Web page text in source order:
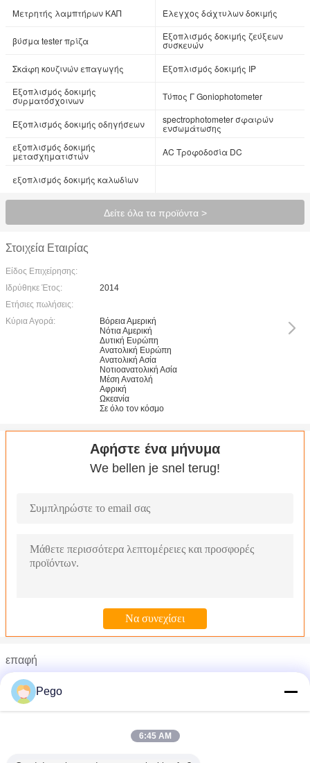
Μετρητής λαμπτήρων ΚΑΠ Έλεγχος δάχτυλων δοκιμής
βύσμα tester πρίζα Εξοπλισμός δοκιμής ζεύξεων
συσκευών
Σκάφη κουζινών επαγωγής
Εξοπλισμός δοκιμής IP
Εξοπλισμός δοκιμής
συρματόσχοινων Τύπος Γ Goniophotometer
Εξοπλισμός δοκιμής οδηγήσεων spectrophotometer σφαιρών
ενσωμάτωσης
εξοπλισμός δοκιμής
μετασχηματιστών AC Τροφοδοσία DC
εξοπλισμός δοκιμής καλωδίων
Δείτε όλα τα προϊόντα >
Στοιχεία Εταιρίας
Είδος Επιχείρησης:
Ιδρύθηκε Έτος:
2014
Ετήσιες πωλήσεις:
Κύρια Αγορά:
Βόρεια Αμερική
Νότια Αμερική
Δυτική Ευρώπη
Ανατολική Ευρώπη
Ανατολική Ασία
Νοτιοανατολική Ασία
Μέση Ανατολή
Αφρική
Ωκεανία
Σε όλο τον κόσμο
Αφήστε ένα μήνυμα
We bellen je snel terug!
επαφή
Ms. Penny Peng
Pego
6:45 AM